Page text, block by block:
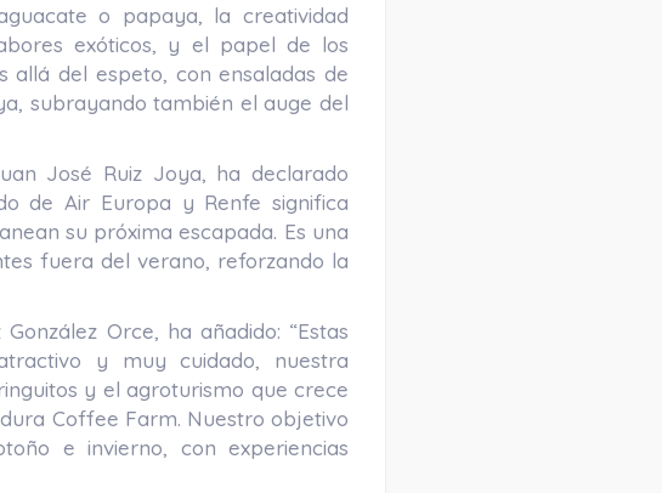
o papaya, la creatividad
exóticos, y el papel de los
del espeto, con ensaladas de
subrayando también el auge del
José Ruiz Joya, ha declarado
de Air Europa y Renfe significa
su próxima escapada. Es una
fuera del verano, reforzando la
Orce, ha añadido: “Estas
y muy cuidado, nuestra
y el agroturismo que crece
Coffee Farm. Nuestro objetivo
e invierno, con experiencias